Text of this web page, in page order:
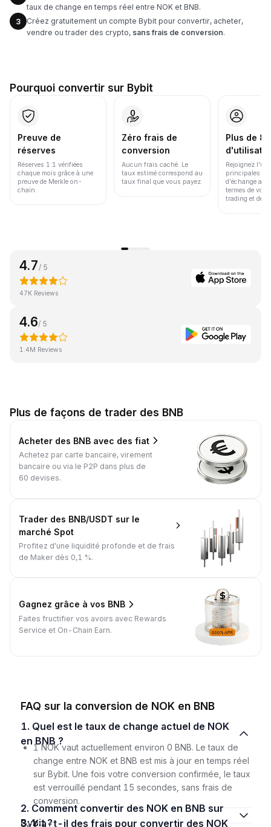
taux de change en temps réel entre NOK et BNB.
3
Créez gratuitement un compte Bybit pour convertir, acheter,
vendre ou trader des crypto, sans frais de conversion.
Pourquoi convertir sur Bybit
Preuve de
réserves
Réserves 1:1 vérifiées
chaque mois grâce à une
preuve de Merkle on-
chain.
Zéro frais de
conversion
Aucun frais caché. Le
taux estimé correspond au
taux final que vous payez.
Plus de
Rejoignez
principales
d'échange au
termes de
trading et de
4.7 / 5
47K Reviews
4.6/ 5
1.4M Reviews
Plus de façons de trader des BNB
Acheter des BNB avec des fiat
Achetez par carte bancaire, virement
bancaire ou via le P2P dans plus de
60 devises.
Trader des BNB/USDT sur le
marché Spot
Profitez d'une liquidité profonde et de frais
de Maker dès 0,1 %.
Gagnez grâce à vos BNB
Faites fructifier vos avoirs avec Rewards
Service et On-Chain Earn.
FAQ sur la conversion de NOK en BNB
1. Quel est le taux de change actuel de NOK
en BNB ?
1 NOK vaut actuellement environ 0 BNB. Le taux de
change entre NOK et BNB est mis à jour en temps réel
sur Bybit. Une fois votre conversion confirmée, le taux
est verrouillé pendant 15 secondes, sans frais de
conversion.
2. Comment convertir des NOK en BNB sur
Bybit ?
3. Y a-t-il des frais pour convertir des NOK